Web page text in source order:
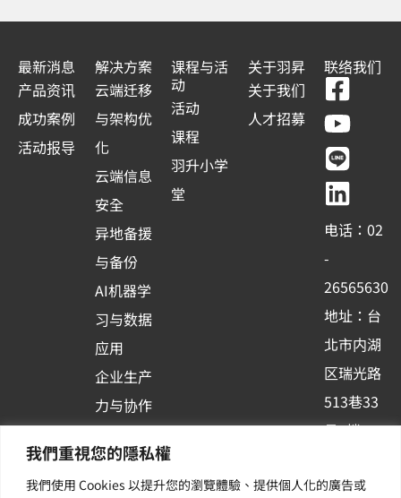
我們重視您的隱私權
我們使用 Cookies 以提升您的瀏覽體驗、提供個人化的廣告或
最新消息
产品资讯
成功案例
活动报导
解决方案
云端迁移
与架构优
化
云端信息
安全
异地备援
与备份
AI机器学
习与数据
应用
企业生产
力与协作
台应用
其他/增
课程与活
动
活动
课程
羽升小学
堂
关于羽昇
关于我们
人才招募
联络我们
F
a
c
e
b
o
o
k
-
s
q
u
a
r
Y
o
u
t
u
b
e
L
i
n
e
L
i
n
k
e
d
i
n
电话：02
-
26565630
地址：台
北市内湖
区瑞光路
513巷33
号6楼
新讯 | 提